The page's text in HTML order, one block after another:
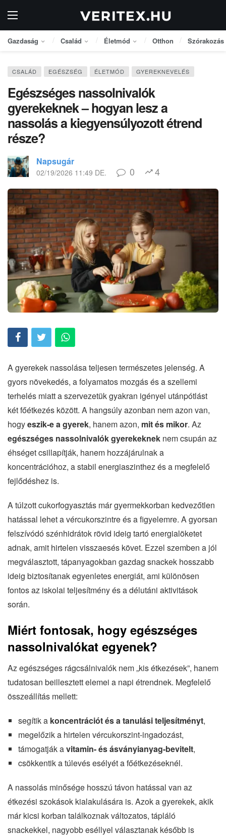
Gazdaság Család Életmód Otthon Szórakozás
CSALÁD EGÉSZSÉG ÉLETMÓD GYEREKNEVELÉS
Egészséges nassolnivalók
gyerekeknek – hogyan lesz a
nassolás a kiegyensúlyozott étrend
része?
Napsugár
02/19/2026 11:49 DE. 0 4
A gyerekek nassolása teljesen természetes jelenség. A
gyors növekedés, a folyamatos mozgás és a szellemi
terhelés miatt a szervezetük gyakran igényel utánpótlást
két főétkezés között. A hangsúly azonban nem azon van,
hogyeszik-e a gyerek, hanem azon, mit és mikor. Az
egészséges nassolnivalók gyerekeknek nem csupán az
éhséget csillapítják, hanem hozzájárulnak a
koncentrációhoz, a stabil energiaszinthez és a megfelelő
fejlődéshez is.
A túlzott cukorfogyasztás már gyermekkorban kedvezőtlen
hatással lehet a vércukorszintre és a figyelemre. A gyorsan
felszívódó szénhidrátok rövid ideig tartó energialöketet
adnak, amit hirtelen visszaesés követ. Ezzel szemben a jól
megválasztott, tápanyagokban gazdag snackek hosszabb
ideig biztosítanak egyenletes energiát, ami különösen
fontos az iskolai teljesítmény és a délutáni aktivitások
során.
Miért fontosak, hogy egészséges
nassolnivalókat egyenek?
Az egészséges rágcsálnivalók nem „kis étkezések”, hanem
tudatosan beillesztett elemei a napi étrendnek. Megfelelő
összeállítás mellett:
segítik a koncentrációt és a tanulási teljesítményt,
megelőzik a hirtelen vércukorszint-ingadozást,
támogatják avitamin- és ásványianyag-bevitelt,
csökkentik a túlevés esélyét a főétkezéseknél.
A nassolás minősége hosszú távon hatással van az
étkezési szokások kialakulására is. Azok a gyerekek, akik
már kicsi korban találkoznak változatos, tápláló
snackekkel, nagyobb eséllyel választanak később is